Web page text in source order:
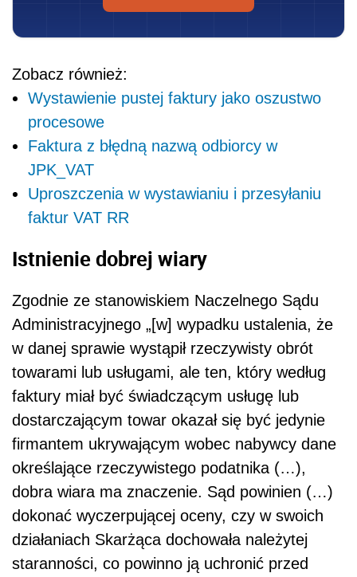
Zobacz również:
Wystawienie pustej faktury jako oszustwo
procesowe
Faktura z błędną nazwą odbiorcy w
JPK_VAT
Uproszczenia w wystawianiu i przesyłaniu
faktur VAT RR
Istnienie dobrej wiary
Zgodnie ze stanowiskiem Naczelnego Sądu
Administracyjnego „[w] wypadku ustalenia, że
w danej sprawie wystąpił rzeczywisty obrót
towarami lub usługami, ale ten, który według
faktury miał być świadczącym usługę lub
dostarczającym towar okazał się być jedynie
firmantem ukrywającym wobec nabywcy dane
określające rzeczywistego podatnika (…),
dobra wiara ma znaczenie. Sąd powinien (…)
dokonać wyczerpującej oceny, czy w swoich
działaniach Skarżąca dochowała należytej
staranności, co powinno ją uchronić przed